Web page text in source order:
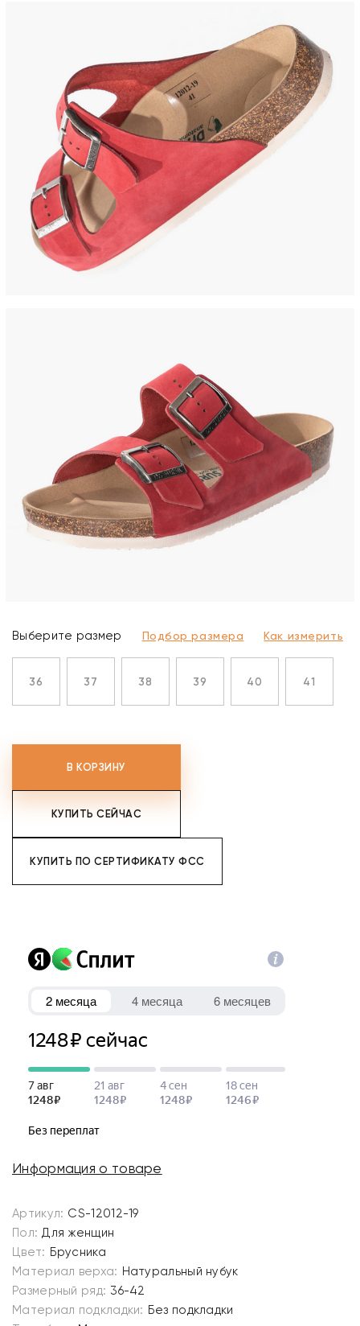
Выберите размер Подбор размера Как измерить
36 37 38 39 40 41
В КОРЗИНУ
КУПИТЬ СЕЙЧАС
КУПИТЬ ПО СЕРТИФИКАТУ ФСС
Информация о товаре
Артикул: CS-12012-19
Пол: Для женщин
Цвет: Брусника
Материал верха: Натуральный нубук
Размерный ряд: 36-42
Материал подкладки: Без подкладки